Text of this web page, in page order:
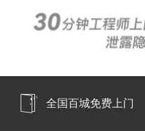
全国百城免费上门